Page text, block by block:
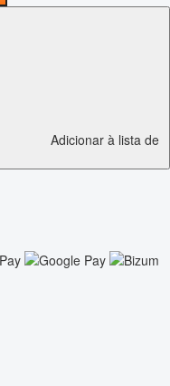
Adicionar à lista de